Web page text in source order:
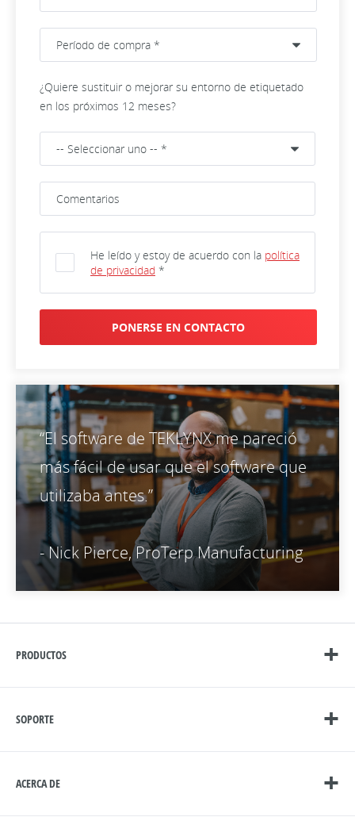
¿Quiere sustituir o mejorar su entorno de etiquetado
en los próximos 12 meses?
He leído y estoy de acuerdo con la política
de privacidad *
PONERSE EN CONTACTO
“El software de TEKLYNX me pareció
más fácil de usar que el software que
utilizaba antes.”
- Nick Pierce, ProTerp Manufacturing
PRODUCTOS
SOPORTE
ACERCA DE